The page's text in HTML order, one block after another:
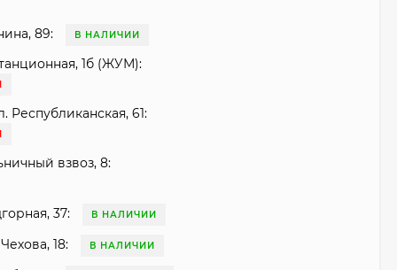
89: В НАЛИЧИИ
1б (ЖУМ):
Республиканская, 61:
взвоз, 8:
37: В НАЛИЧИИ
18: В НАЛИЧИИ